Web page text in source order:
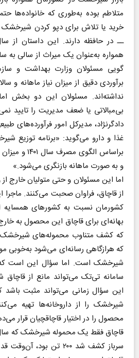
متلاطم بوده به‌طوری که خانواده‌ها
خرید یا تلاش برای دپو کردن
ــ در حافظه دارند. این داستان از
همواره به‌عنوان یک میراث از سالی به
گویی مسئولان وزارت بهداشت و
برآوردی دقیق از میزان نیاز ماهانه و
نداشته‌اند. مسئولان این دو بخش
بی‌مبالاتی یا ضعف مدیریت را تایید
دادگرنژاد، مدیرکل امور فرآورده‌های
غذا و دارو می‌گوید: «برنامه توزیع
بر‌اساس الگوی
و به صورت ماهانه بازنگری می‌شود.»
اما این مسئولان و حتی متولیان خارج از
از قاچاق، فراوان صحبت می‌کنند.
کشورمان نسبت به کشورهای همسایه
بهانه‌ای برای قاچاق این محصول به
که کشف متناوب محموله‌های شیرخشک
که هر‌از‌گاهی رسانه‌ای می‌شود به‌خوبی
شیرخشک است. اما سؤال این است که
سامانه تی‌تک می‌تواند مانع از
این سؤال زمانی می‌تواند مثبت باشد
شیرخشک را از داروخانه‌ها تهیه
محصول را در اختیار قاچاقچیان قرار
سرباز کشف شد ۲۰۰ تن بود،